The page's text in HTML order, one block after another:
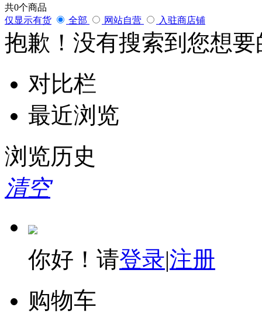
共0个商品
仅显示有货
全部 网站自营 入驻商店铺
抱歉！没有搜索到您想
对比栏
最近浏览
浏览历史
清空
你好！请登录|注册
购物车